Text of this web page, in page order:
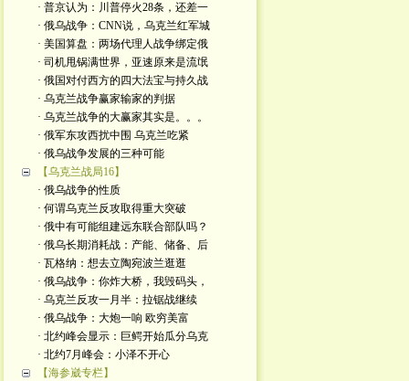
· 普京认为：川普停火28条，还差一
· 俄乌战争：CNN说，乌克兰红军城
· 美国算盘：两场代理人战争绑定俄
· 司机甩锅满世界，亚速原来是流氓
· 俄国对付西方的四大法宝与持久战
· 乌克兰战争赢家输家的判据
· 乌克兰战争的大赢家其实是。。。
· 俄军东攻西扰中围 乌克兰吃紧
· 俄乌战争发展的三种可能
【乌克兰战局16】
· 俄乌战争的性质
· 何谓乌克兰反攻取得重大突破
· 俄中有可能组建远东联合部队吗？
· 俄乌长期消耗战：产能、储备、后
· 瓦格纳：想去立陶宛波兰逛逛
· 俄乌战争：你炸大桥，我毁码头，
· 乌克兰反攻一月半：拉锯战继续
· 俄乌战争：大炮一响 欧穷美富
· 北约峰会显示：巨鳄开始瓜分乌克
· 北约7月峰会：小泽不开心
【海参崴专栏】